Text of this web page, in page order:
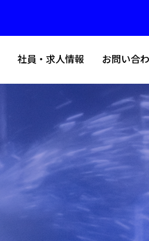
社員・求人情報 お問い合